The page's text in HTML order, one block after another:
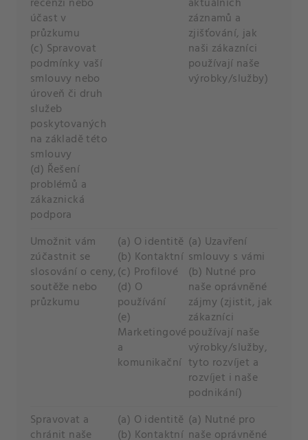
účast v
průzkumu
(c) Spravovat
podmínky vaší
smlouvy nebo
úroveň či druh
služeb
poskytovaných
na základě této
smlouvy
(d) Řešení
problémů a
zákaznická
podpora
záznamů a
zjišťování, jak
naši zákazníci
používají naše
výrobky/služby)
Umožnit vám
zúčastnit se
slosování o ceny,
soutěže nebo
průzkumu
(a) O identitě
(b) Kontaktní
(c) Profilové
(d) O
používání
(e)
Marketingové
a
komunikační
(a) Uzavření
smlouvy s vámi
(b) Nutné pro
naše oprávněné
zájmy (zjistit, jak
zákazníci
používají naše
výrobky/služby,
tyto rozvíjet a
rozvíjet i naše
podnikání)
Spravovat a
chránit naše
(a) O identitě
(b) Kontaktní
(a) Nutné pro
naše oprávněné